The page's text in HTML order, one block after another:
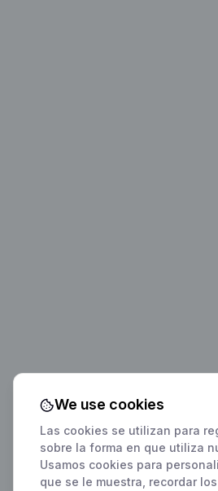
We use cookies
Las cookies se utilizan para
sobre la forma en que utiliza
Usamos cookies para
que se le muestra, recordar